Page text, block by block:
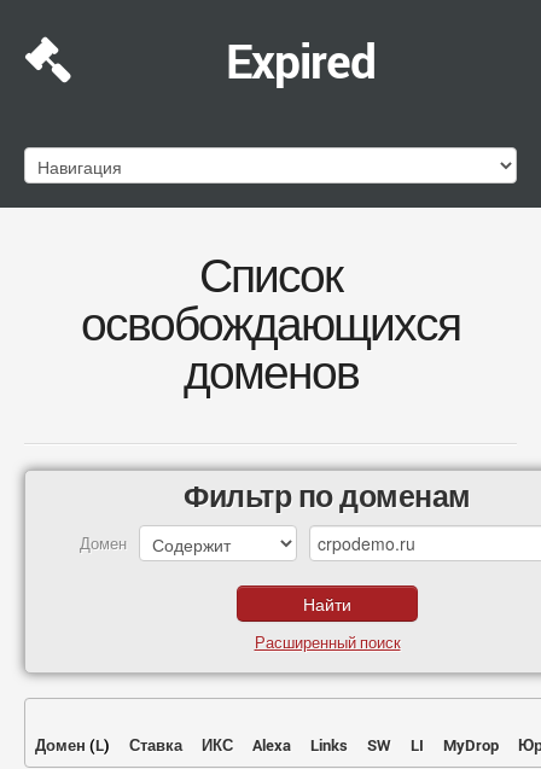
Expired
Список
освобождающихся
доменов
Фильтр по доменам
Домен
Расширенный поиск
Домен (L) Ставка ИКС Alexa Links SW LI MyDrop